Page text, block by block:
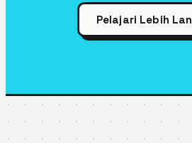
Pelajari Lebih